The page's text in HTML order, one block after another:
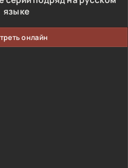
языке
онлайн